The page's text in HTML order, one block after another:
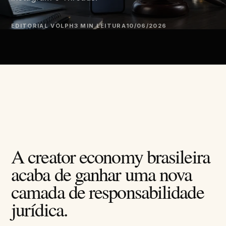
EDITORIAL VOLPH3 MIN LEITURA10/06/2026
A creator economy brasileira
acaba de ganhar uma nova
camada de responsabilidade
jurídica.